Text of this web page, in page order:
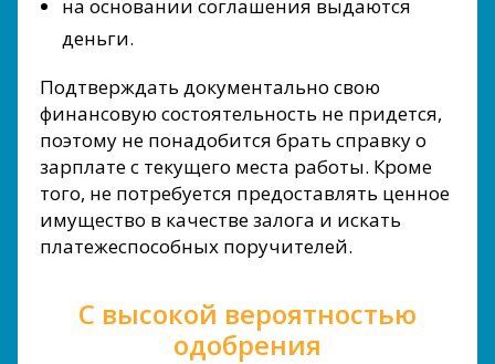
на основании соглашения выдаются
деньги.
Подтверждать документально свою
финансовую состоятельность не придется,
поэтому не понадобится брать справку о
зарплате с текущего места работы. Кроме
того, не потребуется предоставлять ценное
имущество в качестве залога и искать
платежеспособных поручителей.
С высокой вероятностью
одобрения